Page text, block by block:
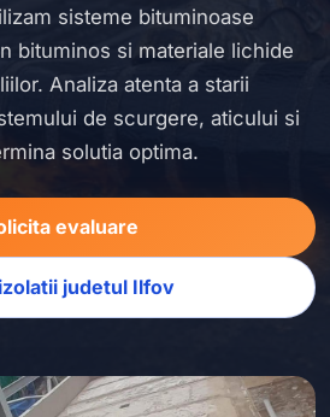
sisteme bituminoase
bituminos si materiale lichide
Analiza atenta a starii
de scurgere, aticului si
solutia optima.
evaluare
judetul Ilfov